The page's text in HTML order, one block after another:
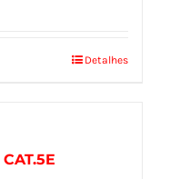
Detalhes